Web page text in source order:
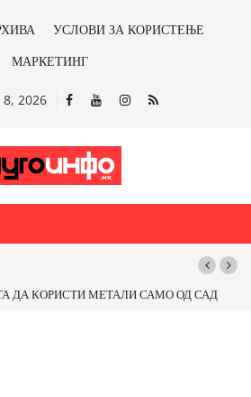
УСЛОВИ ЗА КОРИСТЕЊЕ
МАРКЕТИНГ
8, 2026
на улицата „5-ти Ноември“ во